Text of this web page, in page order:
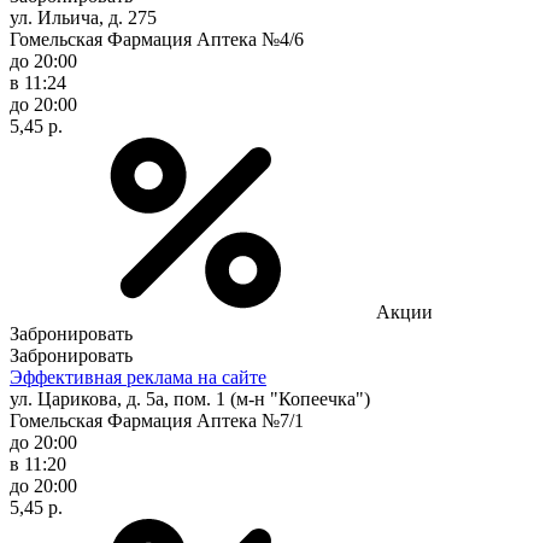
ул. Ильича, д. 275
Гомельская Фармация Аптека №4/6
до 20:00
в 11:24
до 20:00
5,45 р.
Акции
Забронировать
Забронировать
Эффективная реклама на сайте
ул. Царикова, д. 5а, пом. 1 (м-н "Копеечка")
Гомельская Фармация Аптека №7/1
до 20:00
в 11:20
до 20:00
5,45 р.